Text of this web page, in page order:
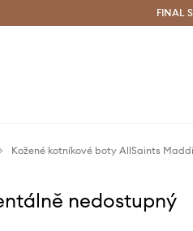
Doručení a vrácení zdarma (od
FINAL
Kožené kotníkové boty AllSaints
nedostupný